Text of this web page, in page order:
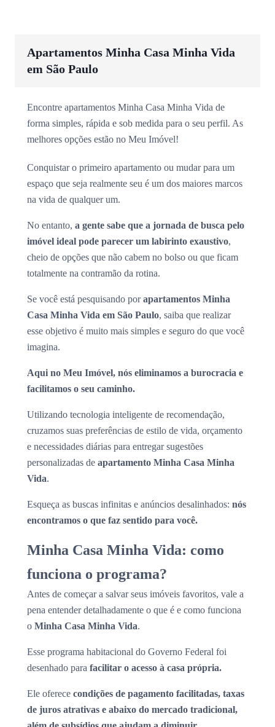
Apartamentos Minha Casa Minha Vida
em São Paulo
Encontre apartamentos Minha Casa Minha Vida de
forma simples, rápida e sob medida para o seu perfil. As
melhores opções estão no Meu Imóvel!
Conquistar o primeiro apartamento ou mudar para um
espaço que seja realmente seu é um dos maiores marcos
na vida de qualquer um.
No entanto, a gente sabe que a jornada de busca pelo
imóvel ideal pode parecer um labirinto exaustivo,
cheio de opções que não cabem no bolso ou que ficam
totalmente na contramão da rotina.
Se você está pesquisando porapartamentos Minha
Casa Minha Vida em São Paulo, saiba que realizar
esse objetivo é muito mais simples e seguro do que você
imagina.
Aqui no Meu Imóvel, nós eliminamos a burocracia e
facilitamos o seu caminho.
Utilizando tecnologia inteligente de recomendação,
cruzamos suas preferências de estilo de vida, orçamento
e necessidades diárias para entregar sugestões
personalizadas de apartamento Minha Casa Minha
Vida.
Esqueça as buscas infinitas e anúncios desalinhados: nós
encontramos o que faz sentido para você.
Minha Casa Minha Vida: como
funciona o programa?
Antes de começar a salvar seus imóveis favoritos, vale a
pena entender detalhadamente o que é e como funciona
o Minha Casa Minha Vida.
Esse programa habitacional do Governo Federal foi
desenhado para facilitar o acesso à casa própria.
Ele oferece condições de pagamento facilitadas, taxas
de juros atrativas e abaixo do mercado tradicional,